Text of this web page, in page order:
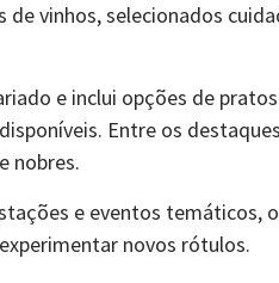
de vinhos, selecionados
e inclui opções de
Entre os
nobres.
e eventos temáticos,
novos rótulos.